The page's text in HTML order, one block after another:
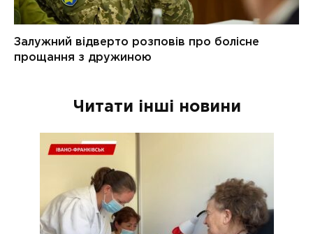
Читати інші новини